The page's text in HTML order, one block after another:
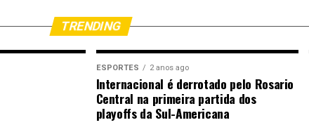
TRENDING
ESPORTES 2 anos ago
Internacional é derrotado pelo Rosario
Central na primeira partida dos
playoffs da Sul-Americana